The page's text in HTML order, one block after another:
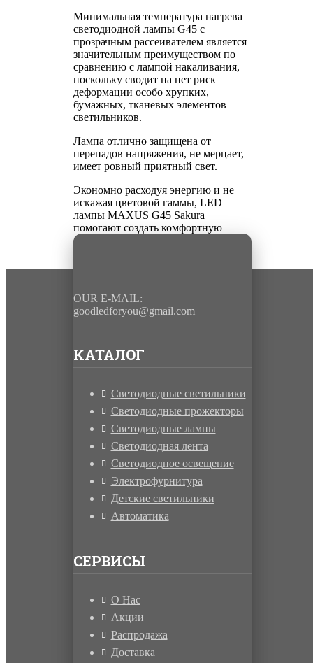
Минимальная температура нагрева
светодиодной лампы G45 с
прозрачным рассеивателем является
значительным преимуществом по
сравнению с лампой накаливания,
поскольку сводит на нет риск
деформации особо хрупких,
бумажных, тканевых элементов
светильников.
Лампа отлично защищена от
перепадов напряжения, не мерцает,
имеет ровный приятный свет.
Экономно расходуя энергию и не
искажая цветовой гаммы, LED
лампы MAXUS G45 Sakura
помогают создать комфортную
обстановку в вашем доме.
OUR E-MAIL:
goodledforyou@gmail.cоm
КАТАЛОГ
Светодиодные светильники
Светодиодные прожекторы
Светодиодные лампы
Светодиодная лента
Светодиодное освещение
Электрофурнитура
Детские светильники
Автоматика
СЕРВИСЫ
О Нас
Акции
Распродажа
Доставка